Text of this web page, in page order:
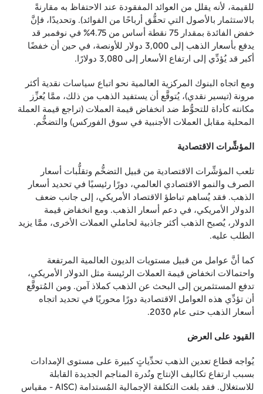
للقيمة، لأنه يقلل من العوائد المفقودة عند الاحتفاظ به مقارنةً
بالاستثمار بالأصول التي تحقُّق أرباحًا من الفوائد). وتحديدًا، فإنَّ
خفض الفائدة بمقدار 75 نقطة أساس من 4.75% في نوفمبر قد
يدفع بأسعار الذهب إلى 3,000 دولار للأونصة، في حين أن خفضًا
أكبر قد يُؤدِّي إلى ارتفاع الأسعار إلى 3,080 دولارًا.
ومع اتجاه البنوك المركزية العالمية نحو اتباع سياسات نقدية أكثر
مرونة (تيسير نقدي)، يُتوقَّع أن يستفيد الذهب من ذلك، ممَّا يُعزِّز
مكانته كأداة للتحوُّط ضد انخفاض قيمة العملات (تراجع قيمة العملة
المحلية مقابل العملات الأجنبية في سوق الفوركس) والتضخُّم.
المؤشِّرات الاقتصادية
تلعب المؤشِّرات الاقتصادية من قبيل التضخُّم وتقلُّبات أسعار
الصرف والنمو الاقتصادي العالمي، دورًا رئيسيًا في تحديد أسعار
الذهب. فقد يُساهم تباطؤ الاقتصاد الأمريكي، إلى جانب ضعف
الدولار الأمريكي، في دعم أسعار الذهب. ومع انخفاض قيمة
الدولار، يُصبح الذهب أكثر جاذبية لحاملي العملات الأخرى، ممَّا يزيد
الطلب عليه.
كما أنَّ عوامل من قبيل مستويات الديون العالمية المرتفعة
واحتمالات انخفاض قيمة العملات الرئيسة مثل الدولار الأمريكي،
تدفع المستثمرين إلى البحث عن الذهب كملاذ آمن. ومن المُتوقَّع
أن تؤدِّي هذه العوامل الاقتصادية دورًا محوريًا في تحديد اتجاه
أسعار الذهب حتى عام 2030.
القيود على العرض
يُواجه قطاع تعدين الذهب تحدِّياتٍ كبيرة على مستوى الإمدادات
بسبب ارتفاع تكاليف الإنتاج ونُدرة المناجم الجديدة القابلة
للاستغلال. فقد بلغت التكلفة الإجمالية المُستدامة (AISC - مقياس